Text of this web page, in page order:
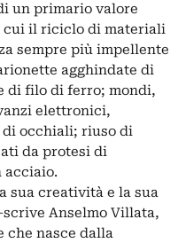
un primario valore
cui il riciclo di materiali
sempre più impellente
agghindate di
di filo di ferro; mondi,
elettronici,
occhiali; riuso di
da protesi di
acciaio.
sua creatività e la sua
Anselmo Villata,
che nasce dalla